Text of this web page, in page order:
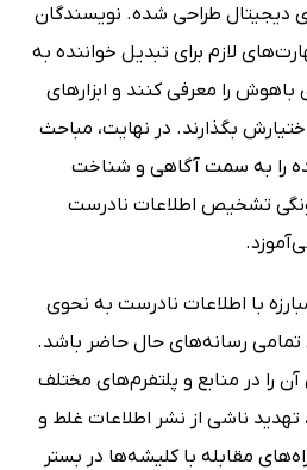
دیجیتال طراحی شده. نویسندگان
لازم برای تبدیل خواننده به
را معرفی کنند و ابزارهای
بگذارند. در نهایت، مباحث
را به سمت آگاهی و شناخت
تشخیص اطلاعات نادرست
با اطلاعات نادرست به نحوی
تمامی رسانه‌های حال حاضر باشد.
آن را در منابع و پلتفرم‌های مختلف
تهدید ناشی از نشر اطلاعات غلط و
مقابله با کلیشه‌ها در بستر